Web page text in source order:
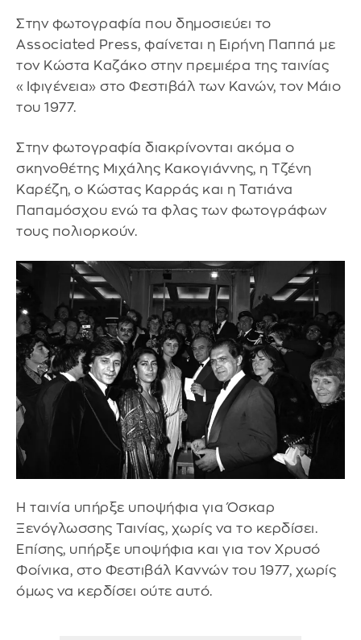
Στην φωτογραφία που δημοσιεύει το
Associated Press, φαίνεται η Ειρήνη Παππά με
τον Κώστα Καζάκο στην πρεμιέρα της ταινίας
«Ιφιγένεια» στο Φεστιβάλ των Κανών, τον Μάιο
του 1977.
Στην φωτογραφία διακρίνονται ακόμα ο
σκηνοθέτης Μιχάλης Κακογιάννης, η Τζένη
Καρέζη, ο Κώστας Καρράς και η Τατιάνα
Παπαμόσχου ενώ τα φλας των φωτογράφων
τους πολιορκούν.
Η ταινία υπήρξε υποψήφια για Όσκαρ
Ξενόγλωσσης Ταινίας, χωρίς να το κερδίσει.
Επίσης, υπήρξε υποψήφια και για τον Χρυσό
Φοίνικα, στο Φεστιβάλ Καννών του 1977, χωρίς
όμως να κερδίσει ούτε αυτό.